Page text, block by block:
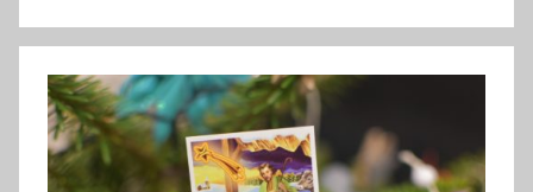
5
s
t
y
c